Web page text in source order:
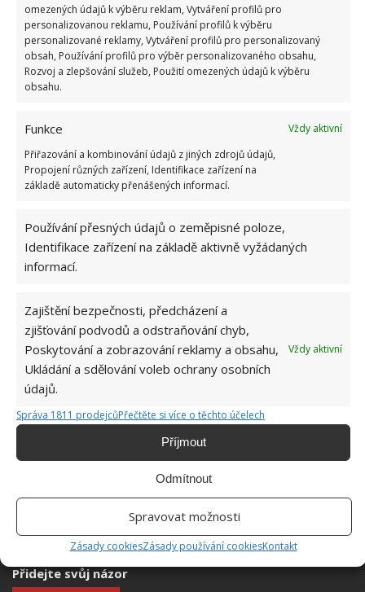
omezených údajů k výběru reklam, Vytváření profilů pro
personalizovanou reklamu, Používání profilů k výběru
personalizované reklamy, Vytváření profilů pro personalizovaný
obsah, Používání profilů pro výběr personalizovaného obsahu,
Rozvoj a zlepšování služeb, Použití omezených údajů k výběru
obsahu.
Funkce
Vždy aktivní
Přiřazování a kombinování údajů z jiných zdrojů údajů,
Propojení různých zařízení, Identifikace zařízení na
základě automaticky přenášených informací.
Používání přesných údajů o zeměpisné poloze,
Identifikace zařízení na základě aktivně vyžádaných
informací.
Zajištění bezpečnosti, předcházení a
zjišťování podvodů a odstraňování chyb,
Poskytování a zobrazování reklamy a obsahu,
Ukládání a sdělování voleb ochrany osobních
údajů.
Vždy aktivní
Správa 1811 prodejcůPřečtěte si více o těchto účelech
Příjmout
Odmítnout
Spravovat možnosti
Zásady cookiesZásady používání cookiesKontakt
přenášet je podle potřeby i na jiná místa. Třeba
mezi záhonky, což je velmi praktické řešení. Na
BydlímeÚtulně jsme v minulosti také sepsali
informace o tom, podle jakých příznaků můžete
AROMATICKÉ BYLINY KOČKA
PŘÍRODNÍ ODPUZOVAČE
Přidejte svůj názor